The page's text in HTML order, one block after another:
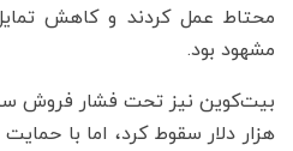
محتاط عمل کردند و کاهش
مشهود بود.
هزار دلار سقوط کرد، اما با